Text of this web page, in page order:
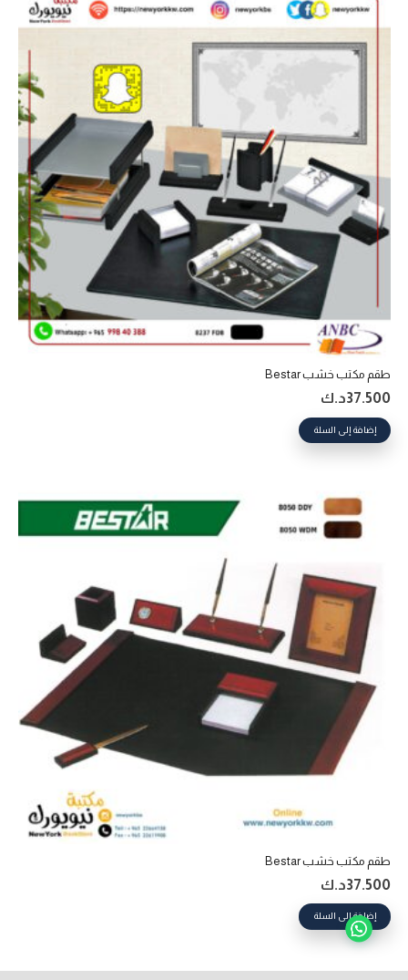
طقم مكتب خشب Bestar
37.500د.ك
إضافة إلى السلة
طقم مكتب خشب Bestar
37.500د.ك
إضافة إلى السلة